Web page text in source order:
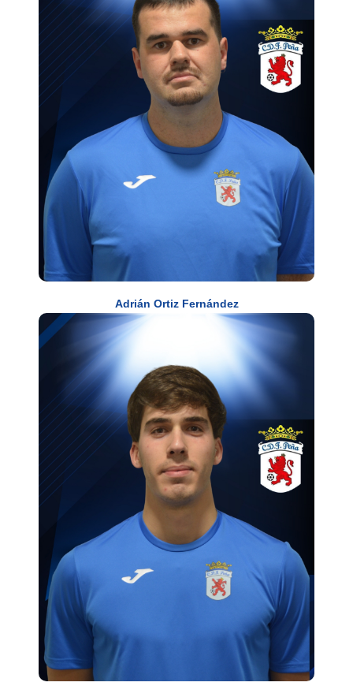
Adrián Ortiz Fernández